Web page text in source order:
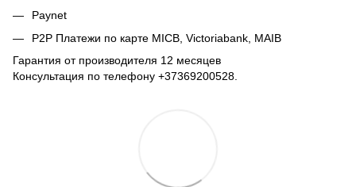
Paynet
P2P Платежи по карте MICB, Victoriabank, MAIB
Гарантия от производителя 12 месяцев
Консультация по телефону +37369200528.